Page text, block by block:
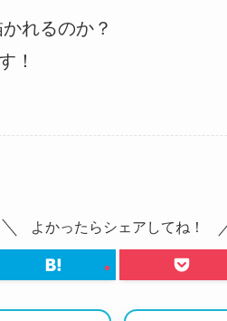
れるのか？
！
よかったらシェアしてね！